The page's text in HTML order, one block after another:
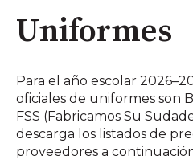
Uniformes
Para el año escolar
oficiales de uniformes son
FSS (Fabricamos Su
descarga los listados de
proveedores a